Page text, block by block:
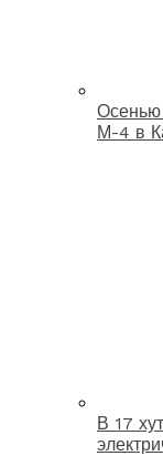
Осенью
М-4 в
В 17